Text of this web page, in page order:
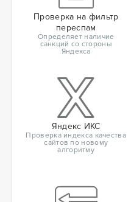
Проверка на фильтр
переспам
Определяет наличие
санкций со стороны
Яндекса
Яндекс ИКС
Проверка индекса качества
сайтов по новому
алгоритму